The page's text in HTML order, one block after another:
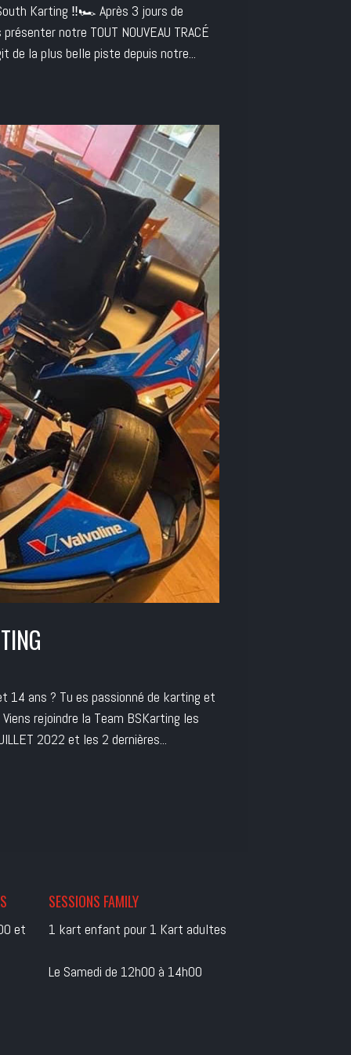
Karting ‼️🏎️ Après 3 jours de
notre TOUT NOUVEAU TRACÉ
de la plus belle piste depuis notre...
14 ans ? Tu es passionné de karting et
rejoindre la Team BSKarting les
2022 et les 2 dernières...
et
SESSIONS FAMILY
1 kart enfant pour 1 Kart adultes
Le Samedi de 12h00 à 14h00